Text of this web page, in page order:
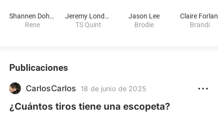
Shannen Doherty
Rene
Jeremy London
TS Quint
Jason Lee
Brodie
Claire
Brandi
Publicaciones
CarlosCarlos 18 de junio de 2025
¿Cuántos tiros tiene una escopeta?